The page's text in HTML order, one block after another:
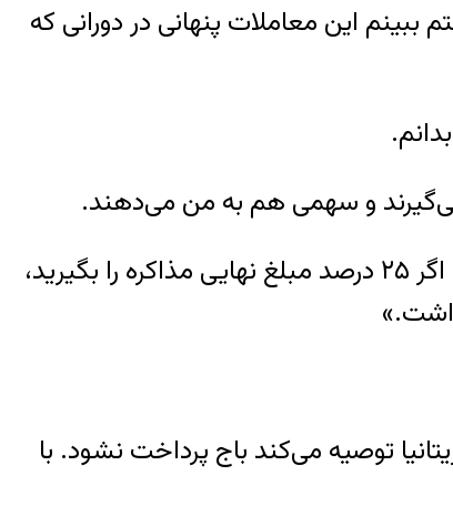
این معاملات پنهانی در دورانی که
و سهمی هم به من می‌دهند.
بعد پیشنهادشان را جذاب‌تر کردند: «نمی‌دانیم بی‌بی‌سی چقدر به شما حقوق می‌دهد اما تصور کنید که اگر ۲۵ درصد مبلغ نهایی مذاکره را بگیرید،
توصیه می‌کند باج پرداخت نشود. با